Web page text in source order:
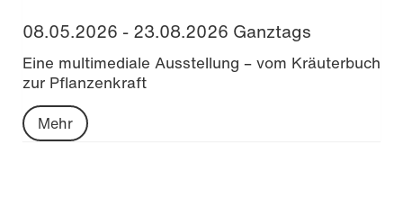
08.05.2026 - 23.08.2026 Ganztags
Eine multimediale Ausstellung – vom Kräuterbuch
zur Pflanzenkraft
Mehr